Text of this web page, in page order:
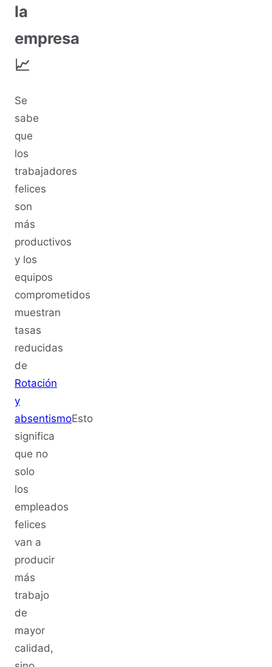
la
empresa
📈
Se
sabe
que
los
trabajadores
felices
son
más
productivos
y los
equipos
comprometidos
muestran
tasas
reducidas
de
Rotación
y
absentismoEsto
significa
que no
solo
los
empleados
felices
van a
producir
más
trabajo
de
mayor
calidad,